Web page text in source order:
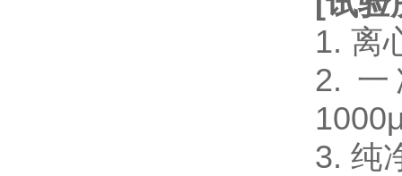
1. 离
2. 一
3. 纯